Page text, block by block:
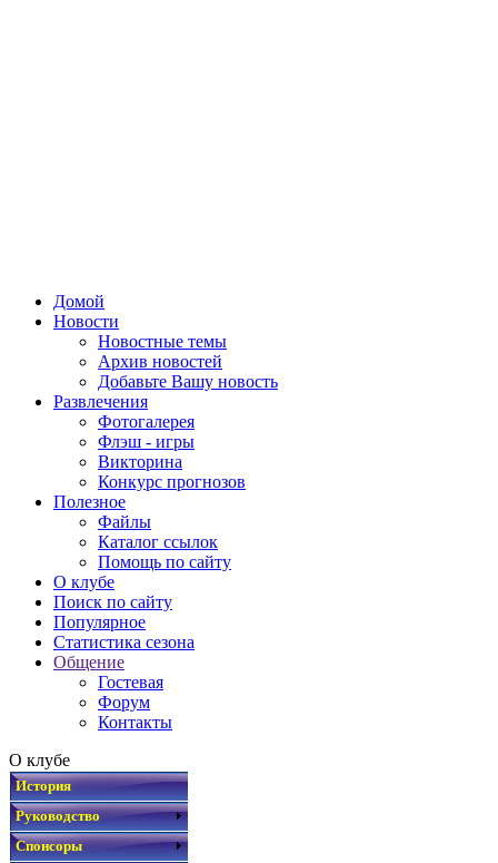
Домой
Новости
Новостные темы
Архив новостей
Добавьте Вашу новость
Развлечения
Фотогалерея
Флэш - игры
Викторина
Конкурс прогнозов
Полезное
Файлы
Каталог ссылок
Помощь по сайту
О клубе
Поиск по сайту
Популярное
Статистика сезона
Общение
Гостевая
Форум
Контакты
О клубе
История
Руководство
Спонсоры